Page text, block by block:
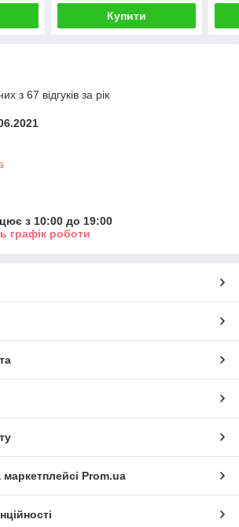
Купити
з 67 відгуків за рік
з 10:00 до 19:00
графік роботи
Prom.ua